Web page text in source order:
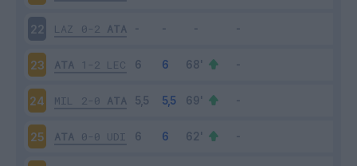
22 LAZ 0-2 ATA
23 ATA 1-2 LEC
24 MIL 2-0 ATA
25 ATA 0-0 UDI